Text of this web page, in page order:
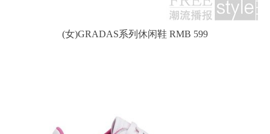
(女)GRADAS系列休闲鞋 RMB 599